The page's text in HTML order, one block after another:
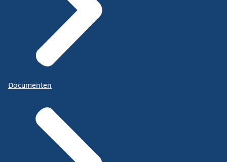
Documenten